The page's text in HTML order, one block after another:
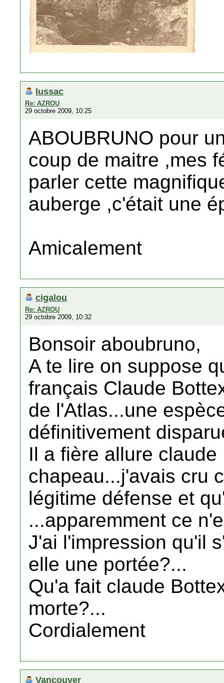
lussac
Re: AZROU
29 octobre 2009, 10:25
ABOUBRUNO pour
coup de maitre ,mes
parler cette
auberge ,c'était une
Amicalement
cigalou
Re: AZROU
29 octobre 2009, 10:32
Bonsoir aboubruno,
A te lire on suppose
français Claude
de l'Atlas...une
définitivement
Il a fière allure
chapeau...j'avais cru
légitime défense et
...apparemment ce
J'ai l'impression qu'il
elle une portée?...
Qu'a fait claude
morte?...
Cordialement
Vancouver